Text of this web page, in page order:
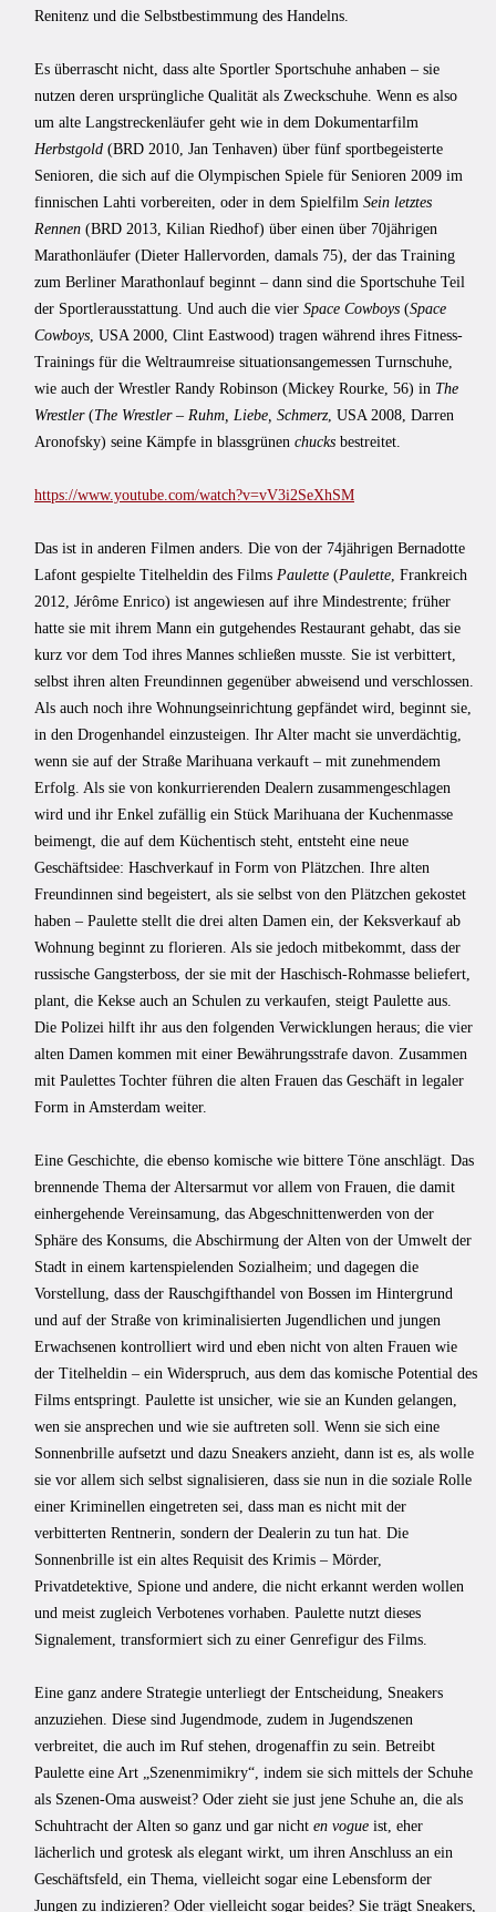
Renitenz und die Selbstbestimmung des Handelns.
Es überrascht nicht, dass alte Sportler Sportschuhe anhaben – sie
nutzen deren ursprüngliche Qualität als Zweckschuhe. Wenn es also
um alte Langstreckenläufer geht wie in dem Dokumentarfilm
Herbstgold (BRD 2010, Jan Tenhaven) über fünf sportbegeisterte
Senioren, die sich auf die Olympischen Spiele für Senioren 2009 im
finnischen Lahti vorbereiten, oder in dem Spielfilm Sein letztes
Rennen (BRD 2013, Kilian Riedhof) über einen über 70jährigen
Marathonläufer (Dieter Hallervorden, damals 75), der das Training
zum Berliner Marathonlauf beginnt – dann sind die Sportschuhe Teil
der Sportlerausstattung. Und auch die vier Space Cowboys (Space
Cowboys, USA 2000, Clint Eastwood) tragen während ihres Fitness-
Trainings für die Weltraumreise situationsangemessen Turnschuhe,
wie auch der Wrestler Randy Robinson (Mickey Rourke, 56) in The
Wrestler(The Wrestler – Ruhm, Liebe, Schmerz, USA 2008, Darren
Aronofsky) seine Kämpfe in blassgrünen chucks bestreitet.
https://www.youtube.com/watch?v=vV3i2SeXhSM
Das ist in anderen Filmen anders. Die von der 74jährigen Bernadotte
Lafont gespielte Titelheldin des Films Paulette (Paulette, Frankreich
2012, Jérôme Enrico) ist angewiesen auf ihre Mindestrente; früher
hatte sie mit ihrem Mann ein gutgehendes Restaurant gehabt, das sie
kurz vor dem Tod ihres Mannes schließen musste. Sie ist verbittert,
selbst ihren alten Freundinnen gegenüber abweisend und verschlossen.
Als auch noch ihre Wohnungseinrichtung gepfändet wird, beginnt sie,
in den Drogenhandel einzusteigen. Ihr Alter macht sie unverdächtig,
wenn sie auf der Straße Marihuana verkauft – mit zunehmendem
Erfolg. Als sie von konkurrierenden Dealern zusammengeschlagen
wird und ihr Enkel zufällig ein Stück Marihuana der Kuchenmasse
beimengt, die auf dem Küchentisch steht, entsteht eine neue
Geschäftsidee: Haschverkauf in Form von Plätzchen. Ihre alten
Freundinnen sind begeistert, als sie selbst von den Plätzchen gekostet
haben – Paulette stellt die drei alten Damen ein, der Keksverkauf ab
Wohnung beginnt zu florieren. Als sie jedoch mitbekommt, dass der
russische Gangsterboss, der sie mit der Haschisch-Rohmasse beliefert,
plant, die Kekse auch an Schulen zu verkaufen, steigt Paulette aus.
Die Polizei hilft ihr aus den folgenden Verwicklungen heraus; die vier
alten Damen kommen mit einer Bewährungsstrafe davon. Zusammen
mit Paulettes Tochter führen die alten Frauen das Geschäft in legaler
Form in Amsterdam weiter.
Eine Geschichte, die ebenso komische wie bittere Töne anschlägt. Das
brennende Thema der Altersarmut vor allem von Frauen, die damit
einhergehende Vereinsamung, das Abgeschnittenwerden von der
Sphäre des Konsums, die Abschirmung der Alten von der Umwelt der
Stadt in einem kartenspielenden Sozialheim; und dagegen die
Vorstellung, dass der Rauschgifthandel von Bossen im Hintergrund
und auf der Straße von kriminalisierten Jugendlichen und jungen
Erwachsenen kontrolliert wird und eben nicht von alten Frauen wie
der Titelheldin – ein Widerspruch, aus dem das komische Potential des
Films entspringt. Paulette ist unsicher, wie sie an Kunden gelangen,
wen sie ansprechen und wie sie auftreten soll. Wenn sie sich eine
Sonnenbrille aufsetzt und dazu Sneakers anzieht, dann ist es, als wolle
sie vor allem sich selbst signalisieren, dass sie nun in die soziale Rolle
einer Kriminellen eingetreten sei, dass man es nicht mit der
verbitterten Rentnerin, sondern der Dealerin zu tun hat. Die
Sonnenbrille ist ein altes Requisit des Krimis – Mörder,
Privatdetektive, Spione und andere, die nicht erkannt werden wollen
und meist zugleich Verbotenes vorhaben. Paulette nutzt dieses
Signalement, transformiert sich zu einer Genrefigur des Films.
Eine ganz andere Strategie unterliegt der Entscheidung, Sneakers
anzuziehen. Diese sind Jugendmode, zudem in Jugendszenen
verbreitet, die auch im Ruf stehen, drogenaffin zu sein. Betreibt
Paulette eine Art „Szenenmimikry“, indem sie sich mittels der Schuhe
als Szenen-Oma ausweist? Oder zieht sie just jene Schuhe an, die als
Schuhtracht der Alten so ganz und gar nicht en vogue ist, eher
lächerlich und grotesk als elegant wirkt, um ihren Anschluss an ein
Geschäftsfeld, ein Thema, vielleicht sogar eine Lebensform der
Jungen zu indizieren? Oder vielleicht sogar beides? Sie trägt Sneakers,